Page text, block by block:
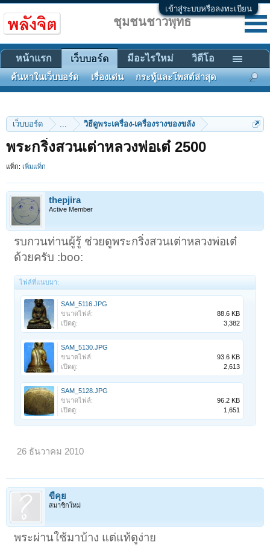
เข้าสู่ระบบหรือลงทะเบียน
เว็บบอร์ด ... วิธีดูพระเครื่อง-เครื่องรางของขลัง
พระกริ่งสวนเต่าหลวงพ่อเต๋ 2500
แท็ก: เพิ่มแท็ก
thepjira
Active Member
รบกวนท่านผู้รู้ ช่วยดูพระกริ่งสวนเต่าหลวงพ่อเต๋
ด้วยครับ :boo:
ไฟล์ที่แนบมา:
SAM_5116.JPG
ขนาดไฟล์:
88.6 KB
เปิดดู:
3,382
SAM_5130.JPG
ขนาดไฟล์:
93.6 KB
เปิดดู:
2,613
SAM_5128.JPG
ขนาดไฟล์:
96.2 KB
เปิดดู:
1,651
26 ธันวาคม 2010
ขี้คุย
สมาชิกใหม่
พระผ่านใช้มาบ้าง แต่แท้ดูง่าย
ชุมชนชาวพุทธ
หน้าแรก เว็บบอร์ด
ค้นหาในเว็บบอร์ด เรื่องเด่น กระทู้และโพสต์ล่าสุด
มีอะไรใหม่ วิดีโอ